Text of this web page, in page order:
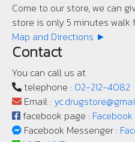
Come to our store, we can
store is only 5 minutes walk
Map and Directions ►
Contact
You can call us at
telephone : 02-212-4082
Email :
facebook page : Facebook
Facebook Messenger :